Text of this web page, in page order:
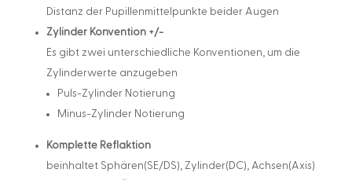
Distanz der Pupillenmittelpunkte beider Augen
Zylinder Konvention +/-
Es gibt zwei unterschiedliche Konventionen, um die
Zylinderwerte anzugeben
Puls-Zylinder Notierung
Minus-Zylinder Notierung
Komplette Reflaktion
beinhaltet Sphären(SE/DS), Zylinder(DC), Achsen(Axis)